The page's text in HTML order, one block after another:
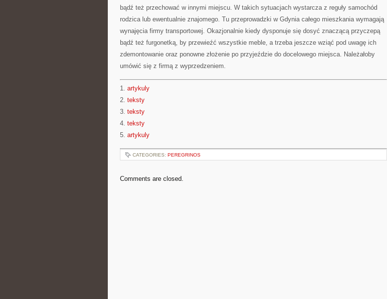
bądź też przechować w innymi miejscu. W takich sytuacjach wystarcza z reguły samochód
rodzica lub ewentualnie znajomego. Tu przeprowadzki w Gdynia całego mieszkania wymagają
wynajęcia firmy transportowej. Okazjonalnie kiedy dysponuje się dosyć znaczącą przyczepą
bądź też furgonetką, by przewieźć wszystkie meble, a trzeba jeszcze wziąć pod uwagę ich
zdemontowanie oraz ponowne złożenie po przyjeździe do docelowego miejsca. Należałoby
umówić się z firmą z wyprzedzeniem.
1. artykuly
2. teksty
3. teksty
4. teksty
5. artykuly
CATEGORIES: PEREGRINOS
Comments are closed.